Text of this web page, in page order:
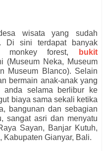
wisata yang sudah
Di sini terdapat banyak
monkey forest,
bukit
(Museum Neka, Museum
Museum Blanco). Selain
bermain anak-anak yang
anda selama berlibur ke
biaya sama sekali ketika
bangunan dan sebagian
sangat asri dan menyatu
Sayan, Banjar Kutuh,
Kabupaten Gianyar, Bali.